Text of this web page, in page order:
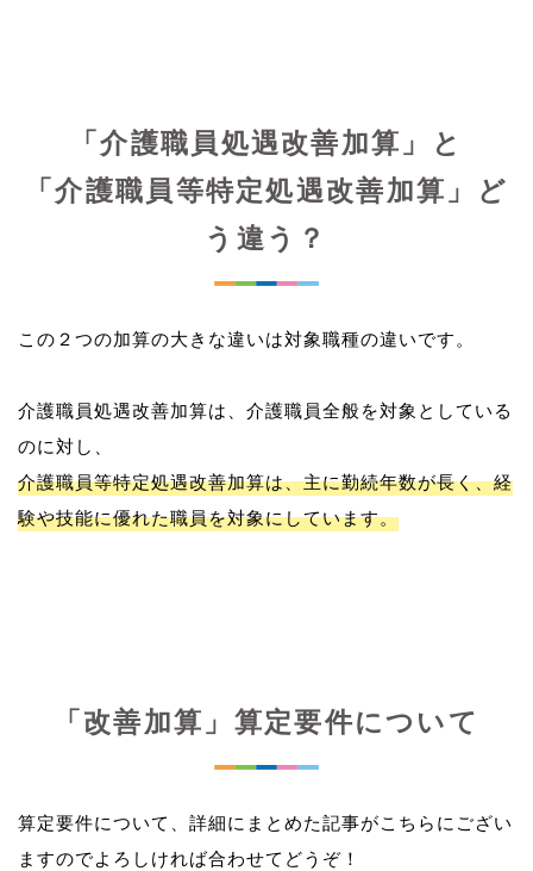
「介護職員処遇改善加算」と
「介護職員等特定処遇改善加算」ど
う違う？
この２つの加算の大きな違いは対象職種の違いです。
介護職員処遇改善加算は、介護職員全般を対象としている
介護職員等特定処遇改善加算は、主に勤続年数が長く、経
験や技能に優れた職員を対象にしています。
「改善加算」算定要件について
算定要件について、詳細にまとめた記事がこちらにござい
ますのでよろしければ合わせてどうぞ！